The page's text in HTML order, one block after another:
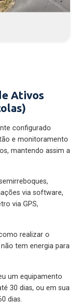
Ativos
configurado
e monitoramento
mantendo assim a
via software,
via GPS,
realizar o
tem energia para
um equipamento
30 dias, ou em sua
dias.